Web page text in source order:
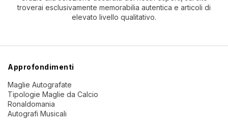
troverai esclusivamente memorabilia autentica e articoli di
elevato livello qualitativo.
Approfondimenti
Maglie Autografate
Tipologie Maglie da Calcio
Ronaldomania
Autografi Musicali